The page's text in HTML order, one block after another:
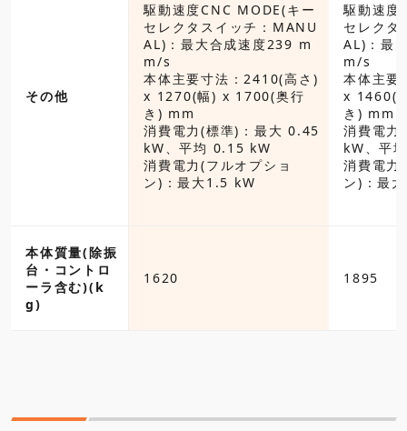
その他
駆動速度CNC MODE(キー
セレクタスイッチ：MANU
AL)：最大合成速度239 m
m/s
本体主要寸法：2410(高さ)
x 1270(幅) x 1700(奥行
き) mm
消費電力(標準)：最大 0.45
kW、平均 0.15 kW
消費電力(フルオプショ
ン)：最大1.5 kW
駆動速度
セレクタ
AL)：最
m/s
本体主要
x 1460(
き) mm
消費電力
kW、平
消費電力
ン)：最
本体質量(除振
台・コントロ
ーラ含む)(k
g)
1620 1895